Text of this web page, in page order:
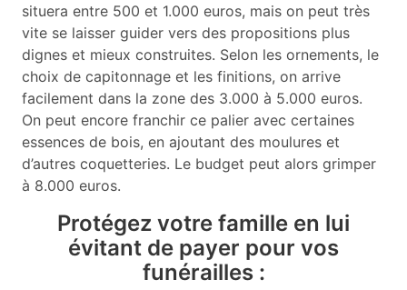
situera entre 500 et 1.000 euros, mais on peut très
vite se laisser guider vers des propositions plus
dignes et mieux construites. Selon les ornements, le
choix de capitonnage et les finitions, on arrive
facilement dans la zone des 3.000 à 5.000 euros.
On peut encore franchir ce palier avec certaines
essences de bois, en ajoutant des moulures et
d’autres coquetteries. Le budget peut alors grimper
à 8.000 euros.
Protégez votre famille en lui
évitant de payer pour vos
funérailles :